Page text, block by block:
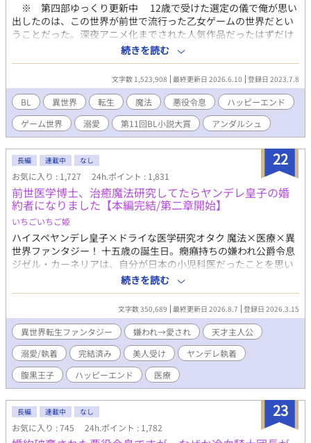
※ 第四部ゆっくり更新中 12歳で受けた選定の儀で俺が思い
出したのは、この世界が前世で流行った乙女ゲームの世界だとい
うことだった。深夜アニメ化までされた人気作品だったはずだけ
ど、よりによって俺はそのゲームの中でも悪役の公爵令息レイナ
ルド・リモナに生まれ変わってしまったのだ。 さらに最悪なこ
とに、俺はそのゲームの中身を全く知らない。乙女ゲームやった
ことなかったし、これから俺の周りで一体何が起こるのか全然わ
からないんですけど……。 内容は知らなくとも、一時期SNSで
トレンド入りして流れてきた不穏なワードは多少なりとも覚えて
いる。 「ダメナルド安定の裏切り」 「約束された末路」 っ
て……怖！ 俺何やらかすの！？ せっかく素敵なファンタジー
の世界なのに急に将来が怖い！ 俺は世界の平和と己の平穏のた
めに、公爵家の次男としてのほのぼの生活を手にするべく堅実に
生きようと固く決心した……はずだったのに気が付いたら同級生
の天才魔法使いの秘密をうっかり知ってしまうし、悪魔召喚を企
てる怪しい陰謀にすっかり巻き込まれてるんですけど？！ 無事
約束された末路まで一直線の予感！？ いやいや俺は退場させて
もらいますから。何がなんでもシナリオから途中退場して世界も
平和で俺も平和なハッピーエンドをこの手で掴むんだ……！ 悪
役になりたくない公爵令息がジタバタする物語。(徐々にBLです。
ご注意ください) 第11回BL小説大賞をいただきました。応援し
てくださった皆様、本当にありがとうございました。(2024年11
月に書籍化しました)
続きを読む
文字数 1,523,908 最終更新日 2026.6.10 登録日 2023.7.8
BL 異世界 転生 魔法 悪役令息
ハッピーエンド
ゲーム世界
溺愛 第11回BL小説大賞 アンダルシュ
22
長編 連載中 なし
お気に入り : 1,727 24h.ポイント : 1,831
前世医学博士、治癒魔法研究してたらヤンデレ皇子の婚
約者になりました【本編完結/第二章開始】
いちごいちご姫
ハイスペヤンデレ皇子×ドライな医学研究オタク 魔法×医療×異
世界ファンタジー！ 十五歳の誕生日。癇癪持ちの嫌われ公爵令息
ジゼル・カーネリアは、自分が日本の小児科医だったことを思い
出す。 前世では大学病院で研究へ没頭し、過労の果てに死亡。そ
して転生した先は――横領、裏金、闇商売。数々の悪事で恐れら
れる“帝国最悪の貴族”カーネリア家だった。 家族にも使用人にも
腫れ物扱いされる厄介者。取り柄は美しい容姿だけ。いずれは厄
介払い同然に、どこかの貴族へ第二夫人として嫁がされる運命だ
った。 だがジゼルは、嫌われ者という立場を逆手に取り、自室へ
引きこもって治癒魔法研究を始める。その画期的な研究成果は、
やがて帝国中を巻き込み、多くの人々の運命を変えていく。 そし
てなぜか、彼へ異常な執着を向ける男たちまで現れ始めて……？
の隣で過ごしなさい」 「君が自由でいられるなら、僕はどうなっ
てもいい」 ジゼルを手に入れようと奔走する男達、教会の陰謀、
謎の感染症。前世の医学知識と治癒魔法を武器に、ジゼルは帝国
続きを読む
文字数 350,689 最終更新日 2026.8.7 登録日 2026.3.15
異世界転生ファンタジー 嫌われ→愛され
天才主人公
溺愛/執着
完結済み 美人受け
ヤンデレ執着
腹黒王子
ハッピーエンド 医療
23
長編 連載中 なし
お気に入り : 745 24h.ポイント : 1,782